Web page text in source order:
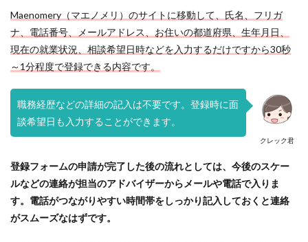
Maenomery（マエノメリ）のサイトに移動して、氏名、フリガ
ナ、電話番号、メールアドレス、お住いの都道府県、生年月日、
現在の就業状況、相談希望日時などを入力するだけですから30秒
～1分程度で登録できる内容です。
クレック君
職務経歴などの詳細の記入は不要です。登録時に面
談希望日も入力することができます。
登録フォームの申請が完了した後の流れとしては、今後のスケー
ルなどの連絡が担当のアドバイザーからメールや電話で入りま
す。電話がつながりやすい時間帯をしっかり記入しておくと連絡
がスムーズなはずです。